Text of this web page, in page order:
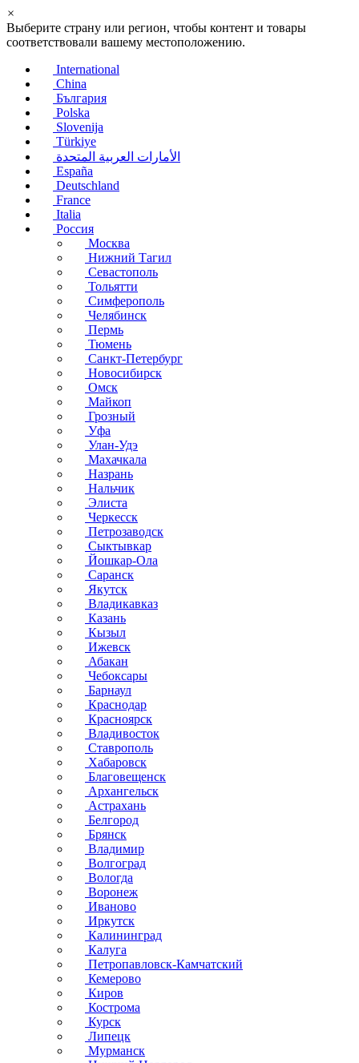
×
Выберите страну или регион, чтобы контент и товары
соответствовали вашему местоположению.
International
China
България
Polska
Slovenija
Türkiye
الأمارات العربية المتحدة
España
Deutschland
France
Italia
Россия
Москва
Нижний Тагил
Севастополь
Тольятти
Симферополь
Челябинск
Пермь
Тюмень
Санкт-Петербург
Новосибирск
Омск
Майкоп
Грозный
Уфа
Улан-Удэ
Махачкала
Назрань
Нальчик
Элиста
Черкесск
Петрозаводск
Сыктывкар
Йошкар-Ола
Саранск
Якутск
Владикавказ
Казань
Кызыл
Ижевск
Абакан
Чебоксары
Барнаул
Краснодар
Красноярск
Владивосток
Ставрополь
Хабаровск
Благовещенск
Архангельск
Астрахань
Белгород
Брянск
Владимир
Волгоград
Вологда
Воронеж
Иваново
Иркутск
Калининград
Калуга
Петропавловск-Камчатский
Кемерово
Киров
Кострома
Курск
Липецк
Мурманск